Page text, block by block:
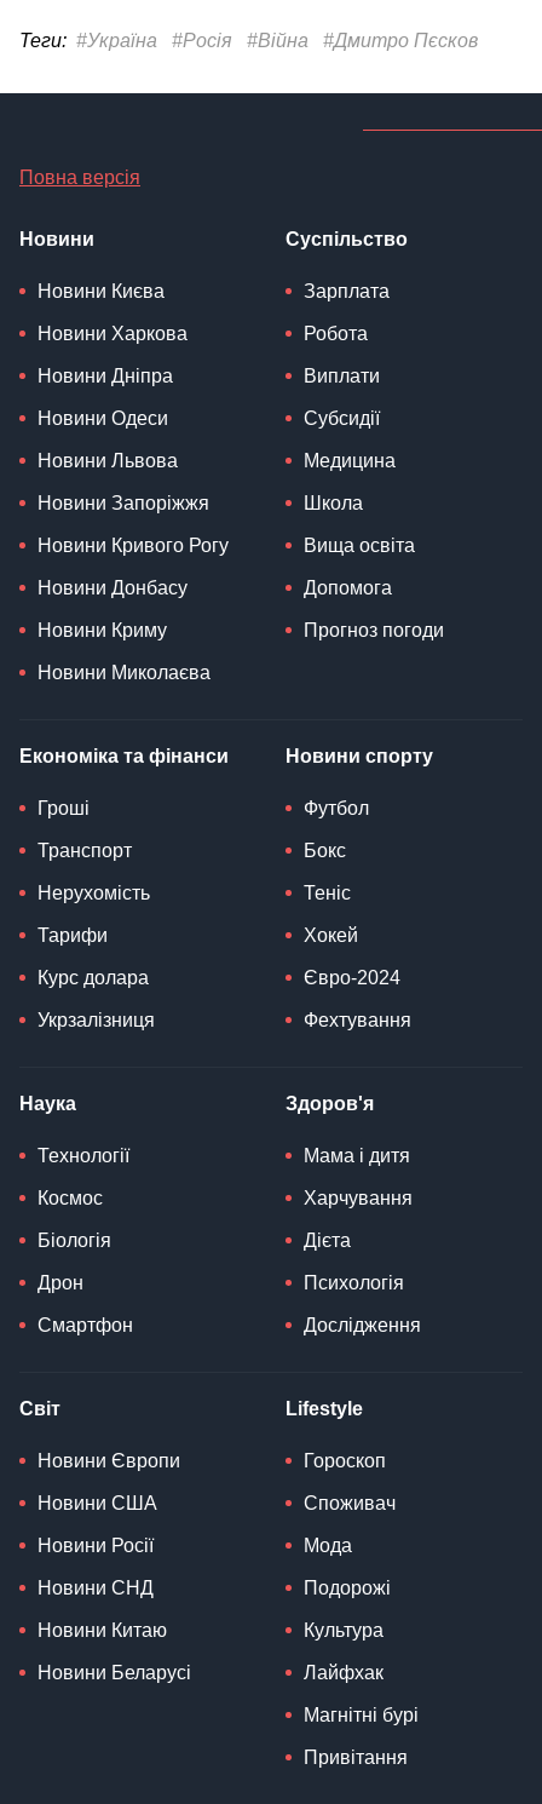
Теги: #Україна #Росія #Війна #Дмитро Пєсков
Повна версія
Новини
Новини Києва
Новини Харкова
Новини Дніпра
Новини Одеси
Новини Львова
Новини Запоріжжя
Новини Кривого Рогу
Новини Донбасу
Новини Криму
Новини Миколаєва
Суспільство
Зарплата
Робота
Виплати
Субсидії
Медицина
Школа
Вища освіта
Допомога
Прогноз погоди
Економіка та фінанси
Гроші
Транспорт
Нерухомість
Тарифи
Курс долара
Укрзалізниця
Новини спорту
Футбол
Бокс
Теніс
Хокей
Євро-2024
Фехтування
Наука
Технології
Космос
Біологія
Дрон
Смартфон
Здоров'я
Мама і дитя
Харчування
Дієта
Психологія
Дослідження
Світ
Новини Європи
Новини США
Новини Росії
Новини СНД
Новини Китаю
Новини Беларусі
Lifestyle
Гороскоп
Споживач
Мода
Подорожі
Культура
Лайфхак
Магнітні бурі
Привітання